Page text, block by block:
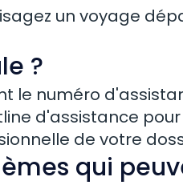
un voyage
?
numéro
d'assistance
de votre
qui